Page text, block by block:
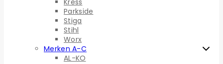
Parkside
Stiga
Stihl
Worx
Merken A-C
AL-KO